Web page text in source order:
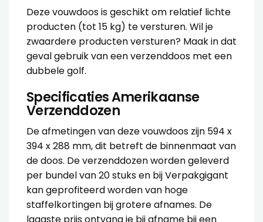
Deze vouwdoos is geschikt om relatief lichte
producten (tot 15 kg) te versturen. Wil je
zwaardere producten versturen? Maak in dat
geval gebruik van eenverzenddoos met een
dubbele golf.
Specificaties Amerikaanse
Verzenddozen
De afmetingen van dezevouwdoos zijn 594 x
394 x 288 mm, dit betreft de binnenmaat van
de doos. Deverzenddozenworden geleverd
per bundel van 20 stuks en bij Verpakgigant
kan geprofiteerd worden van hoge
staffelkortingen bij grotere afnames. De